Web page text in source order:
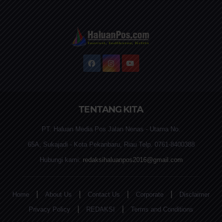
TENTANG KITA
PT. Haluan Media Pos Jalan Nenas - Utama No.
65A, Sukajadi - Kota Pekanbaru, Riau Telp. 0761-8400388
Hubungi kami: redaksihaluanpos2016@gmail.com
Home About Us Contact Us Corporate
Disclaimer
Privacy Policy
REDAKSI Terms and Conditions